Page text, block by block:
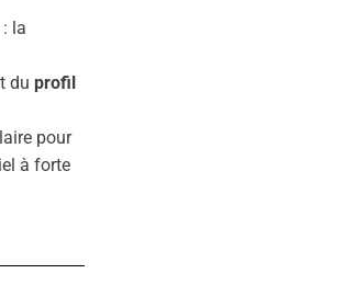
la
du profil
pour
à forte